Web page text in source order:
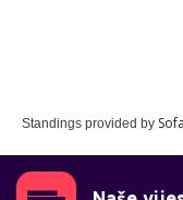
Standings provided by